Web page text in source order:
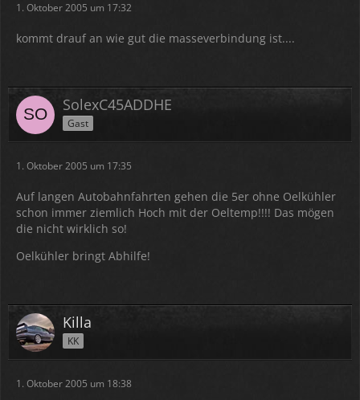
1. Oktober 2005 um 17:32
kommt drauf an wie gut die masseverbindung ist....
SolexC45ADDHE
Gast
1. Oktober 2005 um 17:35
Auf langen Autobahnfahrten gehen die 5er ohne Oelkühler
schon immer ziemlich Hoch mit der Oeltemp!!!! Das mögen
die nicht wirklich so!
Oelkühler bringt Abhilfe!
Killa
KK
1. Oktober 2005 um 18:38